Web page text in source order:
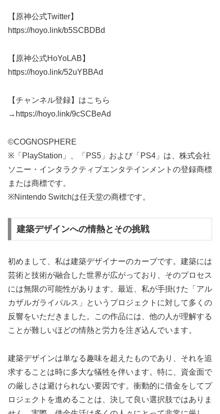
【原神公式Twitter】
https://hoyo.link/b5SCBDBd
【原神公式HoYoLAB】
https://hoyo.link/52uYBBAd
【チャンネル登録】はこちら
→https://hoyo.link/9cSCBeAd
©COGNOSPHERE
※「PlayStation」、「PS5」および「PS4」は、株式会社
ソニー・インタラクティブエンタテインメントの登録商標
または商標です。
※Nintendo Switchは任天堂の商標です。
建築デザインへの情熱とその挑戦
初めまして、私は建築デザイナーのカーブです。建築には
芸術と技術が融合した世界が広がっており、そのプロセス
には無限の可能性があります。最近、私が手掛けた「アル
カザルガライパルス」というプロジェクトに対して多くの
反響をいただきました。この作品には、他の人が理解する
ことが難しいほどの情熱と労力を注ぎ込んでいます。
建築デザインは単なる趣味を超えたものであり、それを追
求することは時に多大な犠牲を伴います。特に、資金面で
の厳しさは避けられない要因です。衝動的に借金をしてプ
ロジェクトを進めることは、決して良い選択肢ではありま